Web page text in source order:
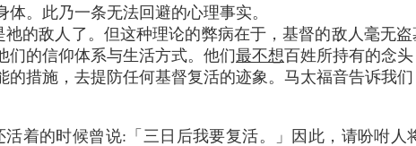
。此乃一条无法回避的心理事实。
的敌人了。但这种理论的弊病在于，基督的敌人毫无
们的信仰体系与生活方式。他们最不想百姓所持有的念
措施，去提防任何基督复活的迹象。马太福音告诉我
着的时候曾说:「三日后我要复活。」因此，请吩咐人